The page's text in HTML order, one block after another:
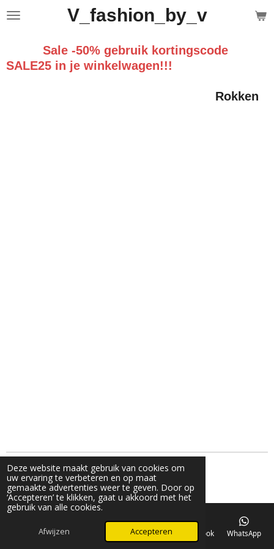
Deze website maakt gebruik van cookies om
uw ervaring te verbeteren en op maat
gemaakte advertenties weer te geven. Door op
‘Accepteren’ te klikken, gaat u akkoord met het
gebruik van alle cookies.
Afwijzen Accepteren
Ga
hoofdinhoud
V_fashion_by_v
Sale -50% gebruik kortingscode
SALE25 in je winkelwagen!!!
Rokken
g© 2024 V_fashion_by_v
Powered byJouwWeb
E-mailadres Telefoonnummer Kaart Facebook WhatsApp